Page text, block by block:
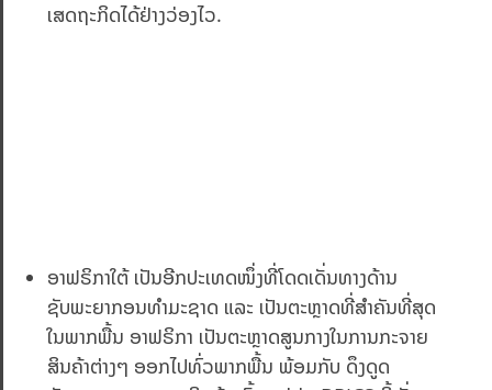
ເສດຖະກິດໄດ້ຢ່າງວ່ອງໄວ.
ອາຟຣິກາໃຕ້ ເປັນອີກປະເທດໜຶ່ງທີ່ໂດດເດັ່ນທາງດ້ານ
ຊັບພະຍາກອນທຳມະຊາດ ແລະ ເປັນຕະຫຼາດທີ່ສຳຄັນທີ່ສຸດ
ໃນພາກພື້ນ ອາຟຣິກາ ເປັນຕະຫຼາດສູນກາງໃນການກະຈາຍ
ສິນຄ້າຕ່າງໆ ອອກໄປທົ່ວພາກພື້ນ ພ້ອມກັບ ດຶງດູດ